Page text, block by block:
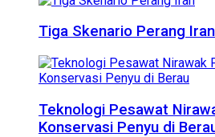
Tiga Skenario Perang Iran
Teknologi Pesawat
Konservasi Penyu di